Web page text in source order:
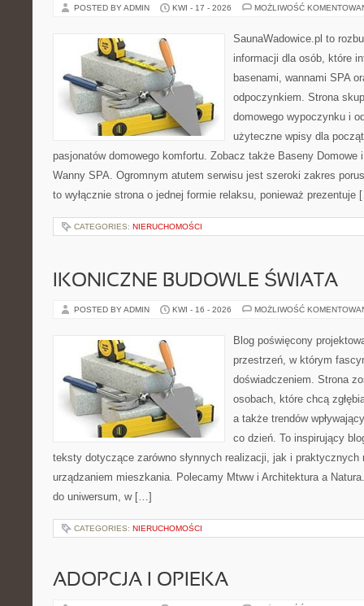
POSTED BY ADMIN KWI - 17 - 2026 MOŻLIWOŚĆ
SaunaWadowice.pl to
informacji dla osób, które
basenami, wannami SPA
odpoczynkiem. Strona
domowego wypoczynku i
użyteczne wpisy dla
pasjonatów domowego komfortu. Zobacz także Baseny Domowe
Wanny SPA. Ogromnym atutem serwisu jest szeroki zakres
to wyłącznie strona o jednej formie relaksu, ponieważ prezentuje
CATEGORIES: NIERUCHOMOŚCI
IKONICZNE BUDOWLE ŚWIATA
POSTED BY ADMIN KWI - 16 - 2026 MOŻLIWOŚĆ
Blog poświęcony
przestrzeń, w którym
doświadczeniem. Strona
osobach, które chcą
a także trendów
co dzień. To inspirujący
teksty dotyczące zarówno słynnych realizacji, jak i praktycznych
urządzaniem mieszkania. Polecamy Mtww i Architektura a
do uniwersum, w […]
CATEGORIES: NIERUCHOMOŚCI
ADOPCJA I OPIEKA